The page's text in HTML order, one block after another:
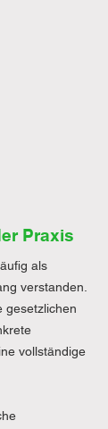
Praxis
als
verstanden.
gesetzlichen
vollständige